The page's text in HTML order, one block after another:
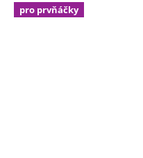
pro prvňáčky